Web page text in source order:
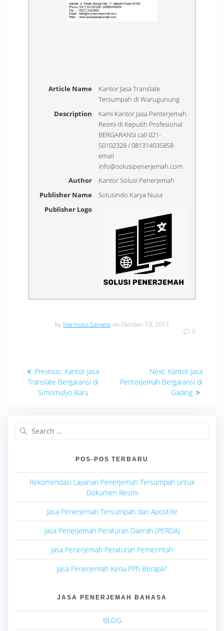
Article Name
Kantor Jasa Translate
Tersumpah di Warugunung
Description
Kami Kantor Jasa Penterjemah
Resmi di Keputih Profesional
BERGARANSI call 021-
50102328 / 081314035858
email
info@solusipenerjemah.com
Author
Kantor Solusi Penerjemah
Publisher Name
Solusindo Karya Nusa
Publisher Logo
by Harmoko Sarjana on Oktober 10, 2017
0
Navigasi
pos
Previous: Previous
post:
Kantor Jasa
Translate Bergaransi di
Simomulyo Baru
Next: Next
post:
Kantor Jasa
Penterjemah Bergaransi di
Gading
POS-POS TERBARU
Rekomendasi Layanan Penerjemah Tersumpah untuk
Dokumen Resmi
Jasa Penerjemah Tersumpah dan Apostille
Jasa Penerjemah Peraturan Daerah (PERDA)
Jasa Penerjemah Peraturan Pemerintah
Jasa Penerjemah Kena PPh Berapa?
JASA PENERJEMAH BAHASA
BLOG